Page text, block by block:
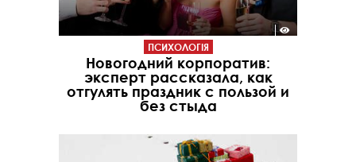
ПСИХОЛОГІЯ
Новогодний корпоратив:
эксперт рассказала, как
отгулять праздник с пользой и
без стыда